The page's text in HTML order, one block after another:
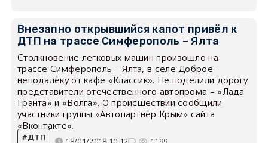
Внезапно открывшийся капот привёл к
ДТП на трассе Симферополь – Ялта
Столкновение легковых машин произошло на
трассе Симферополь – Ялта, в селе Доброе –
неподалёку от кафе «Классик». Не поделили дорогу
представители отечественного автопрома – «Лада
Гранта» и «Волга». О происшествии сообщили
участники группы «Автопартнёр Крым» сайта
«Вконтакте».
ДТП